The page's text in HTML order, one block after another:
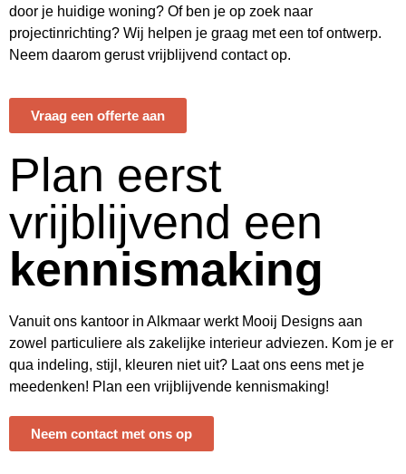
door je huidige woning? Of ben je op zoek naar
projectinrichting? Wij helpen je graag met een tof ontwerp.
Neem daarom gerust vrijblijvend contact op.
Vraag een offerte aan
Plan eerst
vrijblijvend een
kennismaking
Vanuit ons kantoor in Alkmaar werkt Mooij Designs aan
zowel particuliere als zakelijke interieur adviezen. Kom je er
qua indeling, stijl, kleuren niet uit? Laat ons eens met je
meedenken! Plan een vrijblijvende kennismaking!
Neem contact met ons op